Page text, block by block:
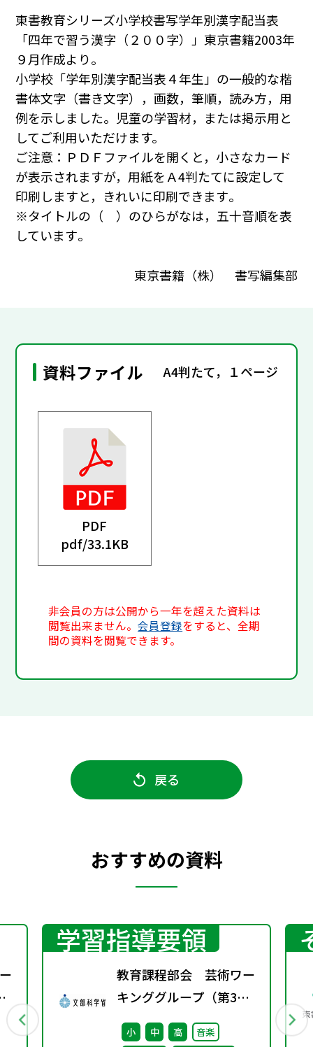
東書教育シリーズ小学校書写学年別漢字配当表
「四年で習う漢字（２００字）」東京書籍2003年
９月作成より。
小学校「学年別漢字配当表４年生」の一般的な楷
書体文字（書き文字），画数，筆順，読み方，用
例を示しました。児童の学習材，または掲示用と
してご利用いただけます。
ご注意：ＰＤＦファイルを開くと，小さなカード
が表示されますが，用紙をＡ4判たてに設定して
印刷しますと，きれいに印刷できます｡
※タイトルの（ ）のひらがなは，五十音順を表
しています｡
東京書籍（株） 書写編集部
資料ファイル A4判たて，１ページ
PDF
pdf/33.1KB
非会員の方は公開から一年を超えた資料は
閲覧出来ません。会員登録をすると、全期
間の資料を閲覧できます。
戻る
おすすめの資料
学習指導要領
教育課程部会 芸術ワー
キンググループ（第3
回）配付資料
小 中 高
音楽